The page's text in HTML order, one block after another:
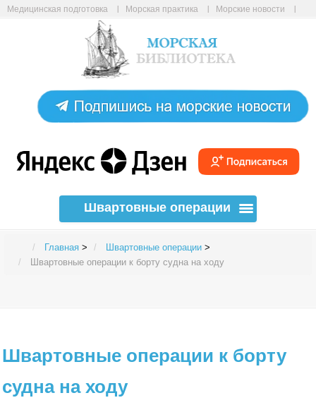
Медицинская подготовка Морская практика
Морские новости
Авиабилеты онлайн
Швартовные операции
Главная > Швартовные операции >
Швартовные операции к борту судна на ходу
Швартовные операции к борту
судна на ходу